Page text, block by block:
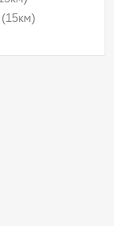
(15км)